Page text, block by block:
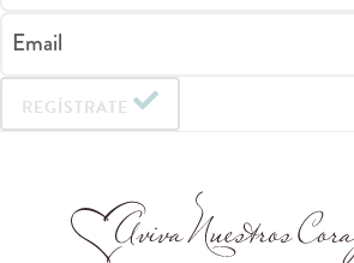
Email
REGÍSTRATE